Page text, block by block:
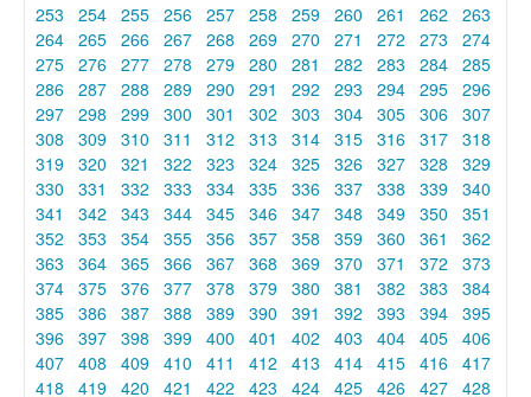
253
254 255 256 257 258 259 260 261 262
263
264 265 266 267 268 269 270 271 272 273
274
275 276 277 278 279 280 281 282 283 284 285
286 287 288 289 290 291 292 293 294 295 296
297 298 299 300 301 302 303 304 305 306 307
308
309 310 311 312 313 314 315 316 317 318
319 320 321 322 323 324 325 326 327 328
329
330
331 332 333 334 335 336 337 338 339 340
341
342 343 344 345 346 347 348 349 350
351
352
353 354 355 356 357 358 359 360 361
362
363
364 365 366 367 368 369 370 371 372
373
374 375 376 377 378 379 380 381 382 383
384
385 386 387 388 389 390 391 392 393 394 395
396 397 398 399 400 401 402 403 404 405 406
407 408 409 410 411 412 413 414 415 416 417
418
419 420 421 422 423 424 425 426 427 428